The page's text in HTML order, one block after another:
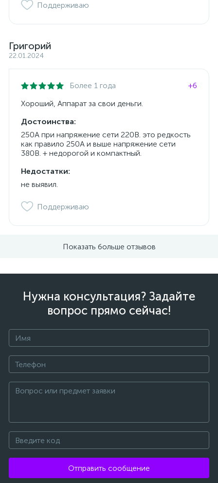
Поддерживаю
Григорий
22.01.2024
Более 1 года
+6
Хороший, Аппарат за свои деньги.
Достоинства:
250А при напряжение сети 220В. это редкость
как правило 250А и выше напряжение сети
380В. + недорогой и компактный.
Недостатки:
не выявил.
Поддерживаю
Показать больше отзывов
Нужна консультация? Задайте
вопрос прямо сейчас!
Отправить сообщение